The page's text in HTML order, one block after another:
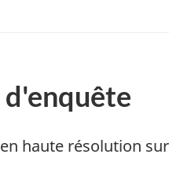
haute résolution